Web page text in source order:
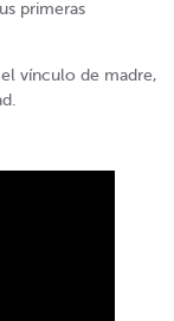
primeras
vínculo de madre,